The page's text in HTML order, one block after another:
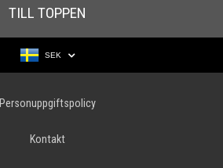
TILL TOPPEN
SEK
Personuppgiftspolicy
Kontakt